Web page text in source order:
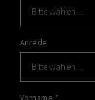
Anrede
Vorname *